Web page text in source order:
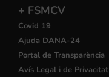
+ FSMCV
Covid 19
Ajuda DANA-24
Portal de Transparència
Avís Legal i de Privacitat